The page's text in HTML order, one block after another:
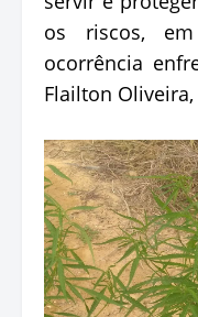
os riscos,
ocorrência
Flailton Oliveira,